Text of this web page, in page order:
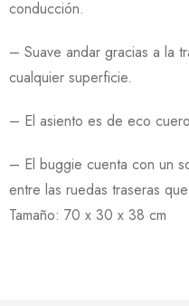
conducción.
– Suave andar gracias a la
cualquier superficie.
– El asiento es de eco
– El buggie cuenta con un
entre las ruedas traseras
Tamaño: 70 x 30 x 38 cm